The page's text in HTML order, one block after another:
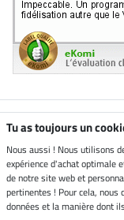
Boutique
neutre
Livraison par
Tu as toujours un
Nous aussi ! Nous utilisons
expérience d'achat optimale
de notre site web et
pertinentes ! Pour cela,
données et la manière dont